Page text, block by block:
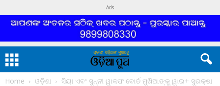
Ads
Home ଓଡ଼ିଶା ସିୟା ଏବଂ ସୁନ୍ନୀ ୱାକଫ ବୋର୍ଡ ମୁଖିଆଙ୍କୁ ୱାଇ+ ସୁରକ୍ଷା